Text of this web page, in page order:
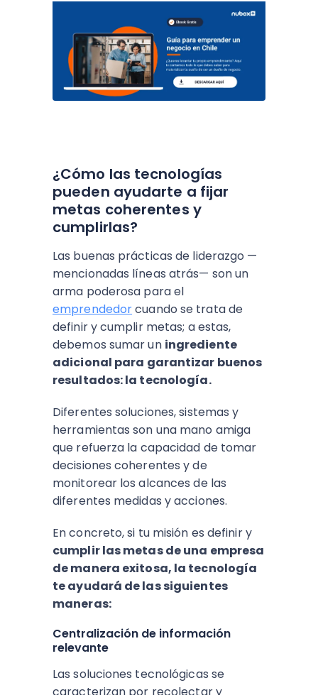
¿Cómo las tecnologías
pueden ayudarte a fijar
metas coherentes y
cumplirlas?
Las buenas prácticas de liderazgo —
mencionadas líneas atrás— son un
arma poderosa para el
emprendedorcuando se trata de
definir y cumplir metas; a estas,
debemos sumar un ingrediente
adicional para garantizar buenos
resultados: la tecnología.
Diferentes soluciones, sistemas y
herramientas son una mano amiga
que refuerza la capacidad de tomar
decisiones coherentes y de
monitorear los alcances de las
diferentes medidas y acciones.
En concreto, si tu misión es definir y
cumplir las metas de una empresa
de manera exitosa, la tecnología
te ayudará de las siguientes
maneras:
Centralización de información
relevante
Las soluciones tecnológicas se